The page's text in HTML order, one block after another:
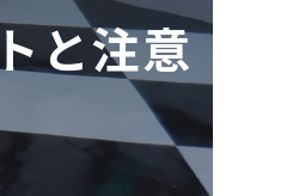
と注意